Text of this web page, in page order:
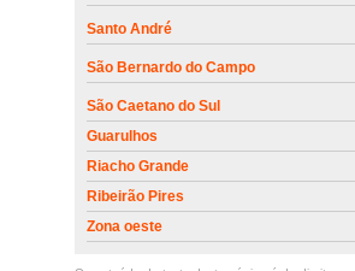
Santo André
São Bernardo do Campo
São Caetano do Sul
Guarulhos
Riacho Grande
Ribeirão Pires
Zona oeste